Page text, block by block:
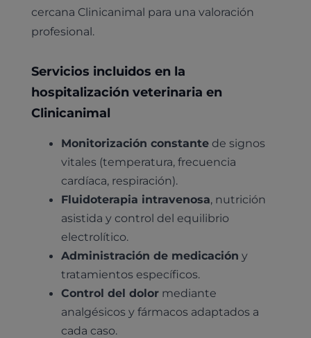
cercana Clinicanimal para una valoración
profesional.
Servicios incluidos en la
hospitalización veterinaria en
Clinicanimal
Monitorización constante de signos
vitales (temperatura, frecuencia
cardíaca, respiración).
Fluidoterapia intravenosa, nutrición
asistida y control del equilibrio
electrolítico.
Administración de medicación y
tratamientos específicos.
Control del dolor mediante
analgésicos y fármacos adaptados a
cada caso.